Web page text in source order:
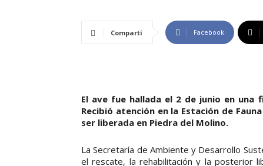
Compartí Facebook
El ave fue hallada el 2 de junio en una
Recibió atención en la Estación de
ser liberada en Piedra del Molino.
La Secretaría de Ambiente y Desarrollo
el rescate, la rehabilitación y la posterior